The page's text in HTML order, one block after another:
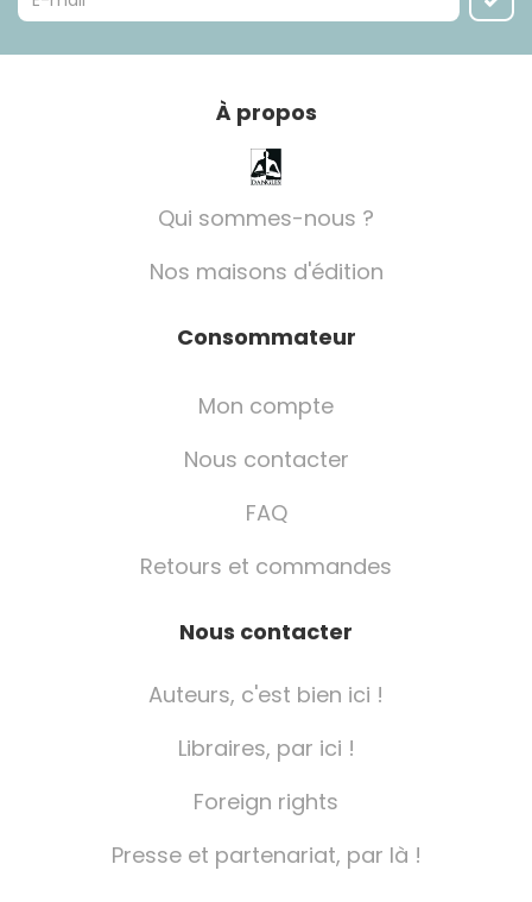
À propos
Qui sommes-nous ?
Nos maisons d'édition
Consommateur
Mon compte
Nous contacter
FAQ
Retours et commandes
Nous contacter
Auteurs, c'est bien ici !
Libraires, par ici !
Foreign rights
Presse et partenariat, par là !